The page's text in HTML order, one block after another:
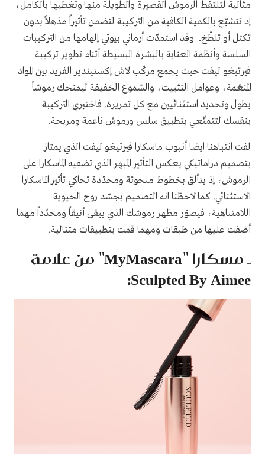
مثالية لتلتقط الرموش القصيرة والطويلة منها وتغطّيها بالكامل،
إذ تتشبّع بالكمية الكافية من التركيبة لتضمن تأثيراً مذهلاً بدون
تكتل أو تلطّخ. وقد استمدّت أرماني بيوتي إلهامها من التركيبات
السلسة وأنظمة العناية بالبشرة البسيطة أثناء تطوير تركيبة
فيرتيغو ليفت حيث يجمع مركّب لاش إكستيندير الفريد بين المواد
المنعّمة، وعوامل التثبيت، والشموع الخفيفة ليمنحك رموشاً
بطول وتحديد استثنائيين مع كل تمريرة. فاختبري التركيبة
بنفسك لتتمتّعي بتطبيق سلس ورموش ناعمة ومريحة.
لفت انتباهنا ايضا أنبوب ماسكارا فيرتيغو ليفت الذي يمتاز
بتصميم دراماتيكي يعكس التأثير المبهر الذي تضفيه الماسكارا على
الرموش، إذ يتألق بخطوط منحوتة ومحدّدة تحاكي تأثير الماسكارا
الاستثنائي. كما لاحظنا انه التصميم يجسّد روح الحيوية
اللامتناهية، فيصوّر مظهر رموشك الذي يبقى أنيقاً ومحدّداً مهما
أضفت عليها من طبقات ومهما قمت بتطبيقات متتالية.
ـ مسكارا "MyMascara" من علامة
Sculpted By Aimee: